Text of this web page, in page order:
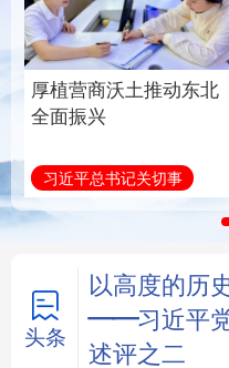
文化 书画
访谈 视频
学术中国 乡村振兴
城市 旅游
厚植营商沃土推动东北
全面振兴
习近平总书记关切事
头条
以高度的历
——习近平党
述评之二